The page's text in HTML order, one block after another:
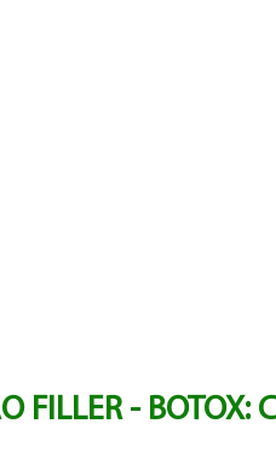
FILLER - BOTOX: